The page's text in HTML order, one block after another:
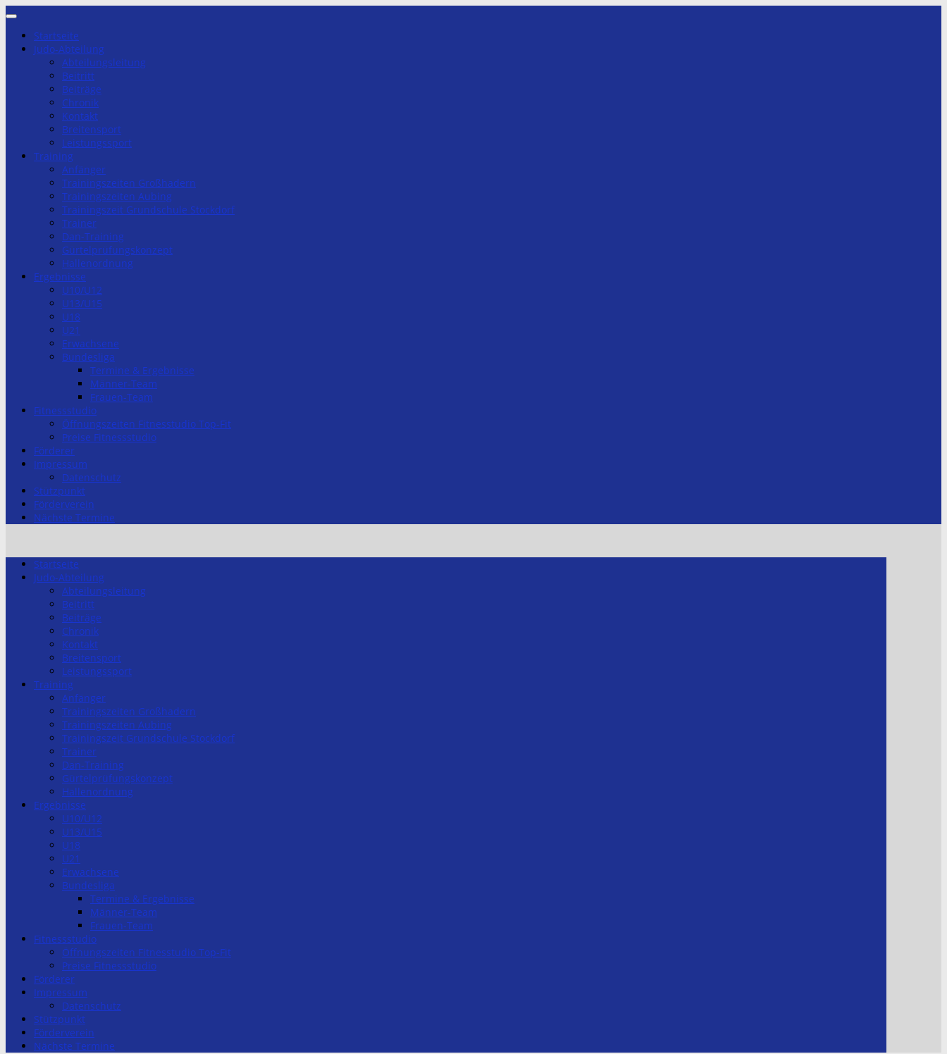
Zum
springenStartseite
Judo-Abteilung
Abteilungsleitung
Beitritt
Beiträge
Chronik
Kontakt
Breitensport
Leistungssport
Training
Anfänger
Trainingszeiten Großhadern
Trainingszeiten Aubing
Trainingszeit Grundschule Stockdorf
Trainer
Dan-Training
Gürtelprüfungskonzept
Hallenordnung
Ergebnisse
U10/U12
U13/U15
U18
U21
Erwachsene
Bundesliga
Termine & Ergebnisse
Männer-Team
Frauen-Team
Fitnessstudio
Öffnungszeiten Fitnesstudio Top-Fit
Preise Fitnessstudio
Förderer
Impressum
Datenschutz
Stützpunkt
Förderverein
Nächste Termine
Startseite
Judo-Abteilung
Abteilungsleitung
Beitritt
Beiträge
Chronik
Kontakt
Breitensport
Leistungssport
Training
Anfänger
Trainingszeiten Großhadern
Trainingszeiten Aubing
Trainingszeit Grundschule Stockdorf
Trainer
Dan-Training
Gürtelprüfungskonzept
Hallenordnung
Ergebnisse
U10/U12
U13/U15
U18
U21
Erwachsene
Bundesliga
Termine & Ergebnisse
Männer-Team
Frauen-Team
Fitnessstudio
Öffnungszeiten Fitnesstudio Top-Fit
Preise Fitnessstudio
Förderer
Impressum
Datenschutz
Stützpunkt
Förderverein
Nächste Termine